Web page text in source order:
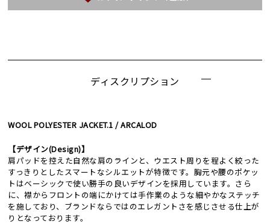
ディスクリプション
WOOL POLYESTER JACKET.1 / ARCALOD
【デザイン(Design)】
肩パッドを控えた自然な肩のラインと、ウエスト周りを程よく絞った
すっきりとしたスマートなシルエットが特徴です。胸元や腰のポケッ
トはベーシックで使い勝手の良いデザインを採用しています。さら
に、襟からフロントの端にかけては手作業のような細やかなステッチ
を施しており、ブランドならではのエレガントさを感じさせる仕上が
りとなっております。